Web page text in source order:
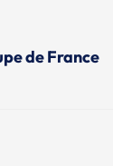
de France